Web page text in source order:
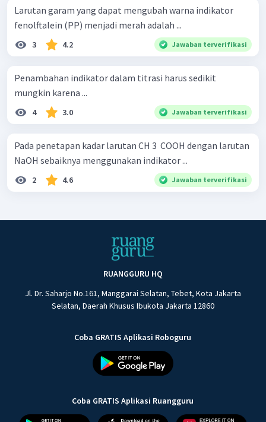
Larutan garam yang dapat mengubah warna indikator
fenolftalein (PP) menjadi merah adalah ...
3 4.2 Jawaban terverifikasi
Penambahan indikator dalam titrasi harus sedikit
mungkin karena ...
4 3.0 Jawaban terverifikasi
Pada penetapan kadar larutan CH 3 ​ COOH dengan larutan
NaOH sebaiknya menggunakan indikator ...
2 4.6 Jawaban terverifikasi
RUANGGURU HQ
Jl. Dr. Saharjo No.161, Manggarai Selatan, Tebet, Kota Jakarta
Selatan, Daerah Khusus Ibukota Jakarta 12860
Coba GRATIS Aplikasi Roboguru
Coba GRATIS Aplikasi Ruangguru